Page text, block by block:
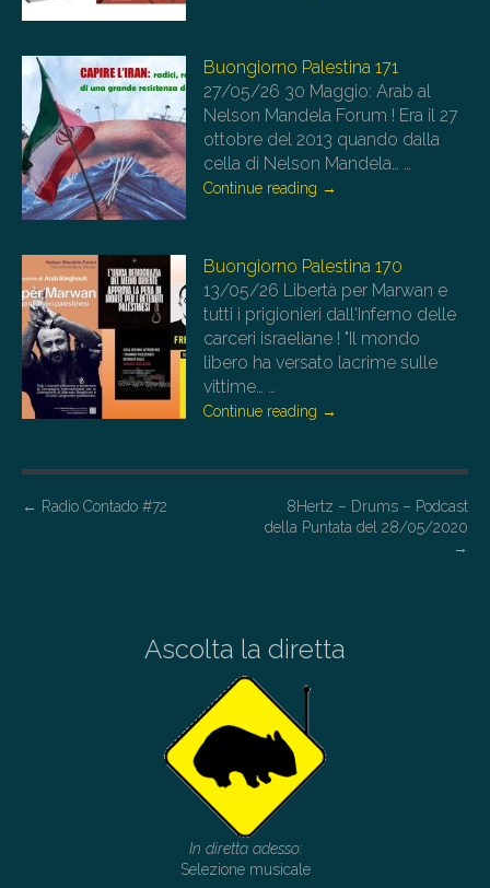
Buongiorno Palestina 171
27/05/26 30 Maggio: Arab al
Nelson Mandela Forum ! Era il 27
ottobre del 2013 quando dalla
cella di Nelson Mandela… …
Continue reading →
Buongiorno Palestina 170
13/05/26 Libertà per Marwan e
tutti i prigionieri dall'Inferno delle
carceri israeliane ! "Il mondo
libero ha versato lacrime sulle
vittime… …
Continue reading →
P
← Radio Contado #72
8Hertz – Drums – Podcast
della Puntata del 28/05/2020
→
Ascolta la diretta
In diretta adesso:
Selezione musicale